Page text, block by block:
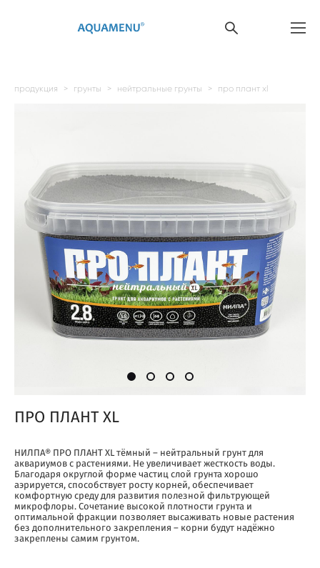
продукция > грунты > нейтральные грунты > про плант xl
ПРО ПЛАНТ XL
НИЛПА® ПРО ПЛАНТ XL тёмный – нейтральный грунт для
аквариумов с растениями. Не увеличивает жесткость воды.
Благодаря округлой форме частиц слой грунта хорошо
аэрируется, способствует росту корней, обеспечивает
комфортную среду для развития полезной фильтрующей
микрофлоры. Сочетание высокой плотности грунта и
оптимальной фракции позволяет высаживать новые растения
без дополнительного закрепления – корни будут надёжно
закреплены самим грунтом.